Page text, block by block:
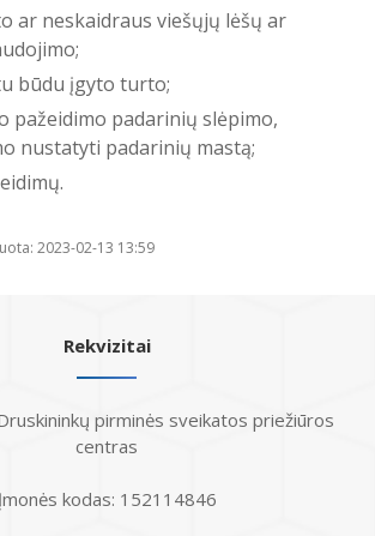
ar neskaidraus viešųjų lėšų ar
būdu įgyto turto;
pažeidimo padarinių slėpimo,
nustatyti padarinių mastą;
2023-02-13 13:59
Rekvizitai
pirminės sveikatos priežiūros
centras
Įmonės kodas: 152114846